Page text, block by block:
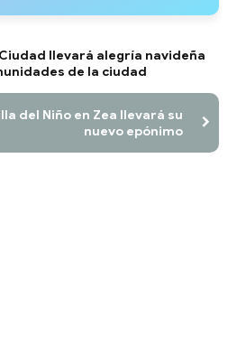
llevará alegría navideña
de la ciudad
del Niño en Zea llevará su
nuevo epónimo